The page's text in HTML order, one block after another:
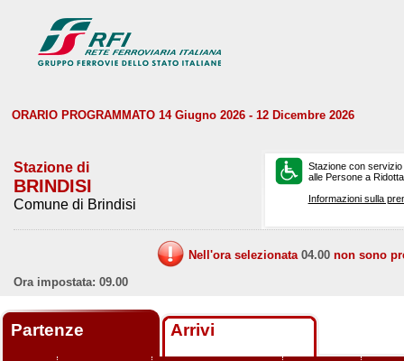
ORARIO PROGRAMMATO 14 Giugno 2026 - 12 Dicembre 2026
Stazione di
BRINDISI
Comune di Brindisi
Stazione con
alle Persone a
Informazioni sulla
Nell'ora selezionata 04.00 non sono
Ora impostata: 09.00
Partenze Arrivi